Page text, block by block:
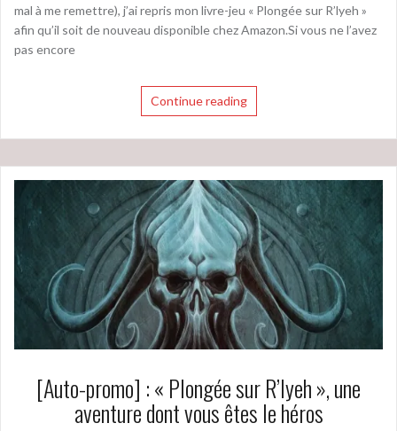
mal à me remettre), j’ai repris mon livre-jeu « Plongée sur R’lyeh »
afin qu’il soit de nouveau disponible chez Amazon.Si vous ne l’avez
pas encore
Continue reading
[Auto-promo] : « Plongée sur R’lyeh », une
aventure dont vous êtes le héros